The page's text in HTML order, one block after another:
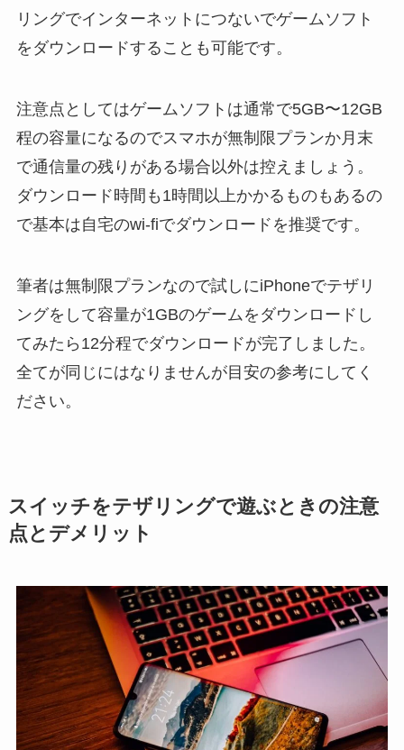
リングでインターネットにつないでゲームソフト
をダウンロードすることも可能です。
注意点としてはゲームソフトは通常で5GB〜12GB
程の容量になるのでスマホが無制限プランか月末
で通信量の残りがある場合以外は控えましょう。
ダウンロード時間も1時間以上かかるものもあるの
で基本は自宅のwi-fiでダウンロードを推奨です。
筆者は無制限プランなので試しにiPhoneでテザリ
ングをして容量が1GBのゲームをダウンロードし
てみたら12分程でダウンロードが完了しました。
全てが同じにはなりませんが目安の参考にしてく
ださい。
スイッチをテザリングで遊ぶときの注意
点とデメリット